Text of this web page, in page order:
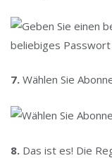
7. Wählen Sie
8. Das ist es! Die